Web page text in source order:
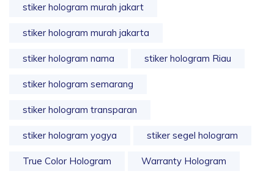
stiker hologram murah jakart
stiker hologram murah jakarta
stiker hologram nama stiker hologram Riau
stiker hologram semarang
stiker hologram transparan
stiker hologram yogya stiker segel hologram
True Color Hologram Warranty Hologram